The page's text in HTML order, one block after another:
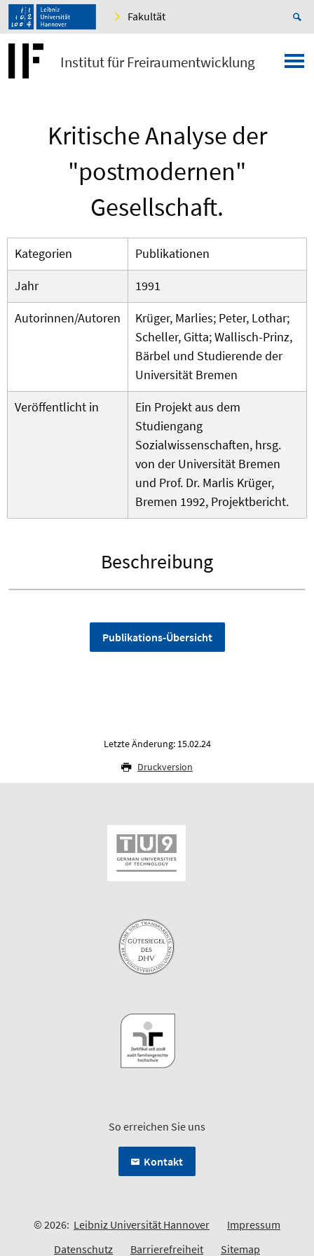
Fakultät
Institut für Freiraumentwicklung
Kritische Analyse der
"postmodernen"
Gesellschaft.
Kategorien
Publikationen
Jahr
1991
Autorinnen/Autoren
Krüger, Marlies; Peter, Lothar;
Scheller, Gitta; Wallisch-Prinz,
Bärbel und Studierende der
Universität Bremen
Veröffentlicht in
Ein Projekt aus dem
Studiengang
Sozialwissenschaften, hrsg.
von der Universität Bremen
und Prof. Dr. Marlis Krüger,
Bremen 1992, Projektbericht.
Beschreibung
Publikations-Übersicht
Letzte Änderung: 15.02.24
Druckversion
So erreichen Sie uns
Kontakt
© 2026: Leibniz Universität Hannover
Impressum
Datenschutz
Barrierefreiheit Sitemap